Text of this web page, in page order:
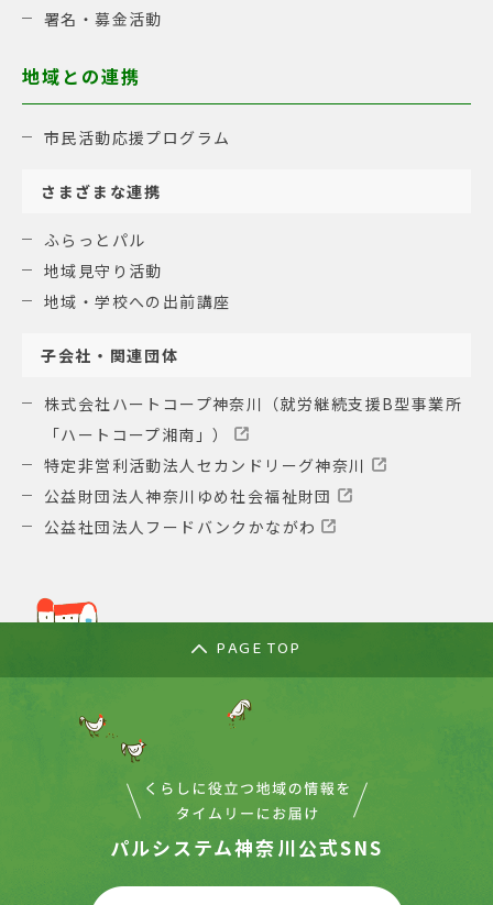
署名・募金活動
地域との連携
市民活動応援プログラム
さまざまな連携
ふらっとパル
地域見守り活動
地域・学校への出前講座
子会社・関連団体
株式会社ハートコープ神奈川（就労継続支援B型事業所
「ハートコープ湘南」）
特定非営利活動法人セカンドリーグ神奈川
公益財団法人神奈川ゆめ社会福祉財団
公益社団法人フードバンクかながわ
PAGE TOP
パルシステム神奈川公式SNS